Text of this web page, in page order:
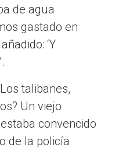
de agua
gastado en
‘Y
talibanes,
Un viejo
convencido
de la policía